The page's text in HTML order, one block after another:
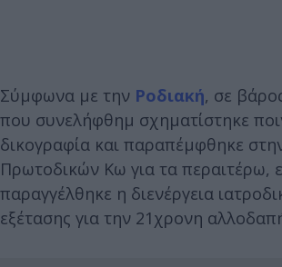
Σύμφωνα με την Ροδιακή, σε
που συνελήφθημ σχηματίστηκε
δικογραφία και παραπέμφθηκε
Πρωτοδικών Κω για τα περαιτέρω,
παραγγέλθηκε η διενέργεια
εξέτασης για την 21χρονη